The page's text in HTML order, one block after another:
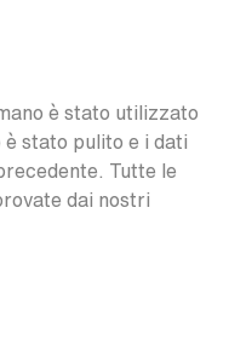
è stato utilizzato
stato pulito e i dati
Tutte le
dai nostri